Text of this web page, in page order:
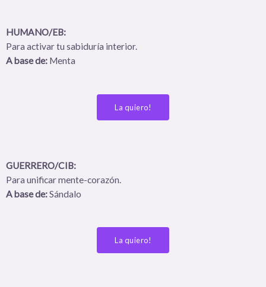
HUMANO/EB:
Para activar tu sabiduría interior.
A base de: Menta
La quiero!
GUERRERO/CIB:
Para unificar mente-corazón.
A base de:Sándalo
La quiero!